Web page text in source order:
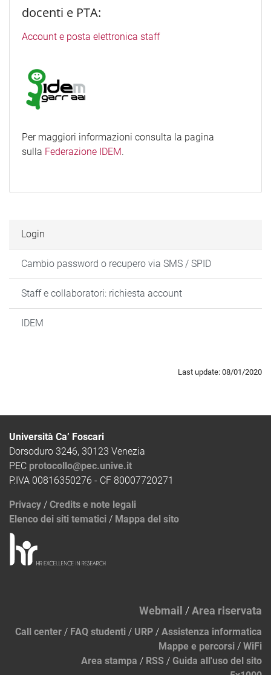
docenti e PTA:
Account e posta elettronica staff
Per maggiori informazioni consulta la pagina
sulla Federazione IDEM.
Login
Cambio password o recupero via SMS / SPID
Staff e collaboratori: richiesta account
IDEM
Last update: 08/01/2020
Università Ca’ Foscari
Dorsoduro 3246, 30123 Venezia
PEC protocollo@pec.unive.it
P.IVA 00816350276 - CF 80007720271
Privacy / Credits e note legali
Elenco dei siti tematici / Mappa del sito
Webmail /Area riservata
Call center / FAQ studenti / URP / Assistenza informatica
Mappe e percorsi / WiFi
Area stampa / RSS / Guida all'uso del sito